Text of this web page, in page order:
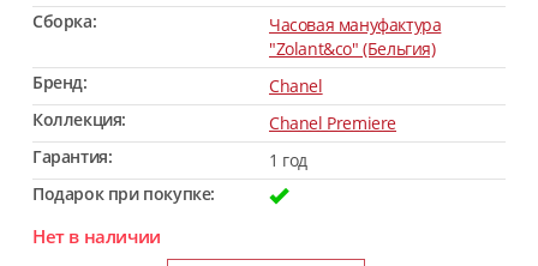
Сборка:
Часовая мануфактура
"Zolant&co" (Бельгия)
Бренд:
Chanel
Коллекция:
Chanel Premiere
Гарантия:
1 год
Подарок при покупке:
Нет в наличии